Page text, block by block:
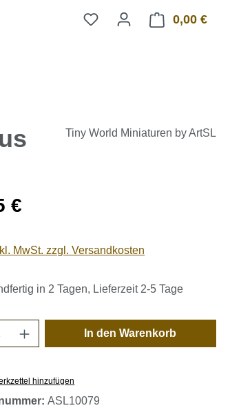
0,00 €
Tiny World Miniaturen by ArtSL
Preis:
€
MwSt. zzgl. Versandkosten
in 2 Tagen, Lieferzeit 2-5 Tage
Anzahl: Gib den
In den Warenkorb
hinzufügen
ASL10079